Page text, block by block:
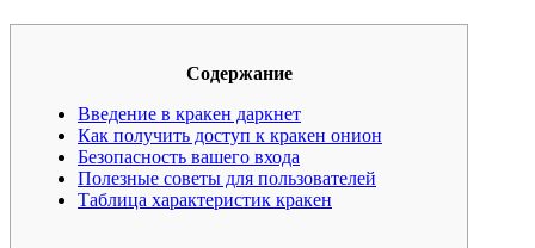
Содержание
Введение в кракен даркнет
Как получить доступ к кракен онион
Безопасность вашего входа
Полезные советы для пользователей
Таблица характеристик кракен